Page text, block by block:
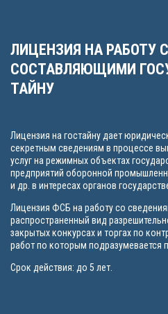
ЛИЦЕНЗИЯ НА РАБОТУ
СОСТАВЛЯЮЩИМИ
ТАЙНУ
Лицензия на гостайну дает
секретным сведениям в процессе
услуг на режимных объектах
предприятий оборонной
и др. в интересах органов
Лицензия ФСБ на работу со
распространенный вид
закрытых конкурсах и торгах по
работ по которым подразумевается
Срок действия: до 5 лет.